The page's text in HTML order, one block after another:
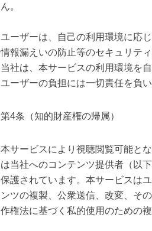
ん。
ユーザーは、自己の利用環境に応
情報漏えいの防止等のセキュリテ
当社は、本サービスの利用環境を
ユーザーの負担には一切責任を負い
第4条（知的財産権の帰属）
本サービスにより視聴閲覧可能と
は当社へのコンテンツ提供者（以
保護されています。本サービスは
ンツの複製、公衆送信、改変、そ
作権法に基づく私的使用のための